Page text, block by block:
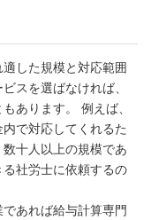
した規模と対応範囲
スを選ばなければ、
あります。 例えば、
で対応してくれるた
十人以上の規模であ
社労士に依頼するの
あれば給与計算専門